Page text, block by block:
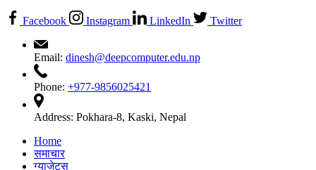
Facebook Instagram LinkedIn Twitter
Email: dinesh@deepcomputer.edu.np
Phone: +977-9856025421
Address: Pokhara-8, Kaski, Nepal
Home
समाचार
ग्याजेट्स